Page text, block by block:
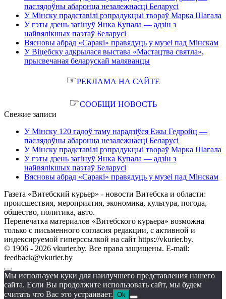
паслядоўны абаронца незалежнасці Беларусі
У Мінску прадставілі рэпрадукцыі твораў Марка Шагала
У гэты дзень загінуў Янка Купала — адзін з
найвялікшых паэтаў Беларусі
Вясновы абрад «Саракі» правядуць у музеі пад Мінскам
У Віцебску адкрылася выстава «Мастацтва святла»,
прысвечаная беларускай маляванцы
☞РЕКЛАМА НА САЙТЕ
☞СООБЩИ НОВОСТЬ
Свежие записи
У Мінску 120 гадоў таму нарадзіўся Ежы Гедройц —
паслядоўны абаронца незалежнасці Беларусі
У Мінску прадставілі рэпрадукцыі твораў Марка Шагала
У гэты дзень загінуў Янка Купала — адзін з
найвялікшых паэтаў Беларусі
Вясновы абрад «Саракі» правядуць у музеі пад Мінскам
Газета «Витебский курьер» - новости Витебска и области:
происшествия, мероприятия, экономика, культура, погода,
общество, политика, авто.
Перепечатка материалов «Витебского курьера» возможна
только с письменного согласия редакции, с активной и
индексируемой гиперссылкой на сайт https://vkurier.by.
© 1906 - 2026 vkurier.by. Все права защищены. E-mail:
feedback@vkurier.by
Мы используем куки для наилучшего представления нашего
сайта. Если Вы продолжите использовать сайт, мы будем
считать что Вас это устраивает. Ok